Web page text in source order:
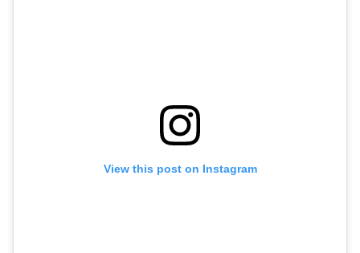
View this post on Instagram